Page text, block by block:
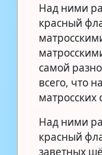
Над ними
красный
самой
всего, что
матросских
Над ними
красный
заветных